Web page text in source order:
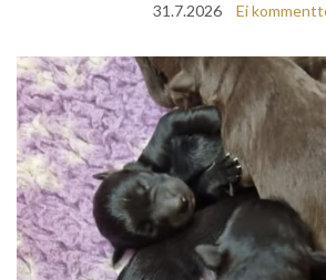
31.7.2026 Ei